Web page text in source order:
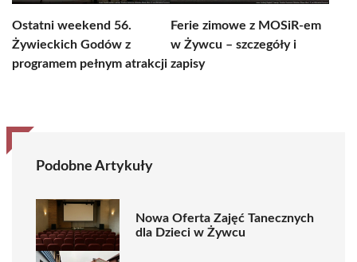
Ostatni weekend 56.
Żywieckich Godów z
programem pełnym atrakcji
Ferie zimowe z MOSiR-em
w Żywcu – szczegóły i
zapisy
Podobne Artykuły
Nowa Oferta Zajęć Tanecznych
dla Dzieci w Żywcu